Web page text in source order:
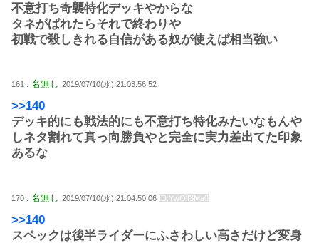
不意打ち奇襲特化デッキやからな
タネがばれたらそれで終わりや
初戦で殺しきれる自信がある奴が使えば相当強い
161 : 名無し 2019/07/10(水) 21:03:56.52
>>140
デッキ的にも戦法的にも不意打ち特化みたいなもんや
しネタ割れて真っ向勝負やと完全に実力差出てた印象
あるな
170 : 名無し 2019/07/10(水) 21:04:50.06 ID:YwOlf3Ma0
>>140
スペックは後半ライダーにふさわしい高さだけど変身